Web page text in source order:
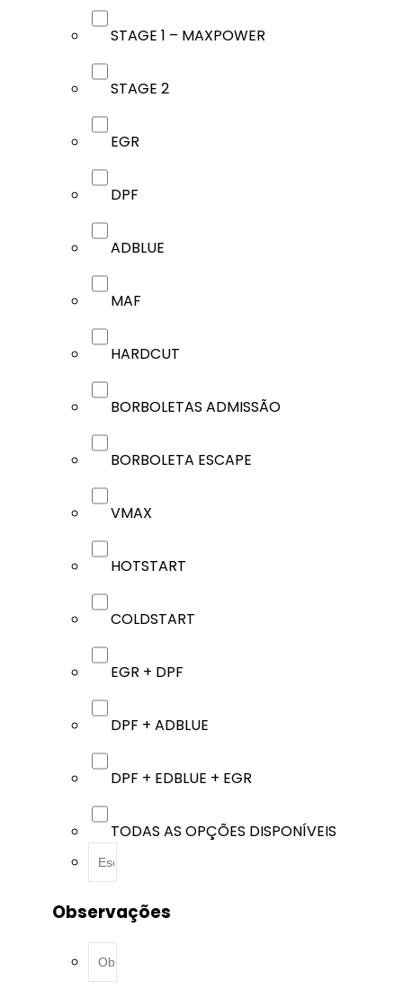
STAGE 1 – MAXPOWER
STAGE 2
EGR
DPF
ADBLUE
MAF
HARDCUT
BORBOLETAS ADMISSÃO
BORBOLETA ESCAPE
VMAX
HOTSTART
COLDSTART
EGR + DPF
DPF + ADBLUE
DPF + EDBLUE + EGR
TODAS AS OPÇÕES DISPONÍVEIS
Observações